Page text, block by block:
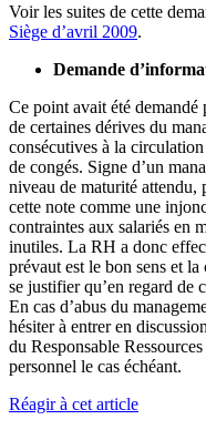
Voir les suites de cette
Siège d’avril 2009.
Demande
Ce point avait été demandé
de certaines dérives du
consécutives à la
de congés. Signe d’un
niveau de maturité attendu,
cette note comme une
contraintes aux salariés en
inutiles. La RH a donc
prévaut est le bon sens et
se justifier qu’en regard de
En cas d’abus du
hésiter à entrer en
du Responsable
personnel le cas échéant.
Réagir à cet article